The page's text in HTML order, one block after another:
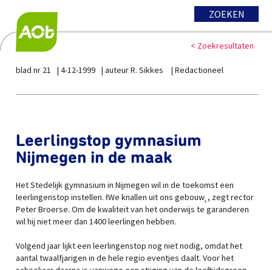
ZOEKEN
< Zoekresultaten
blad nr 21 4-12-1999 auteur R. Sikkes Redactioneel
Leerlingstop gymnasium
Nijmegen in de maak
Het Stedelijk gymnasium in Nijmegen wil in de toekomst een
leerlingenstop instellen. łWe knallen uit ons gebouw˛, zegt rector
Peter Broerse. Om de kwaliteit van het onderwijs te garanderen
wil hij niet meer dan 1400 leerlingen hebben.
Volgend jaar lijkt een leerlingenstop nog niet nodig, omdat het
aantal twaalfjarigen in de hele regio eventjes daalt. Voor het